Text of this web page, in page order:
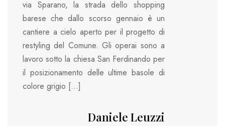
via Sparano, la strada dello shopping
barese che dallo scorso gennaio è un
cantiere a cielo aperto per il progetto di
restyling del Comune. Gli operai sono a
lavoro sotto la chiesa San Ferdinando per
il posizionamento delle ultime basole di
colore grigio […]
Daniele Leuzzi